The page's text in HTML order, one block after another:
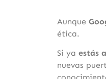
Aunque
ética.
Si ya estás
nuevas